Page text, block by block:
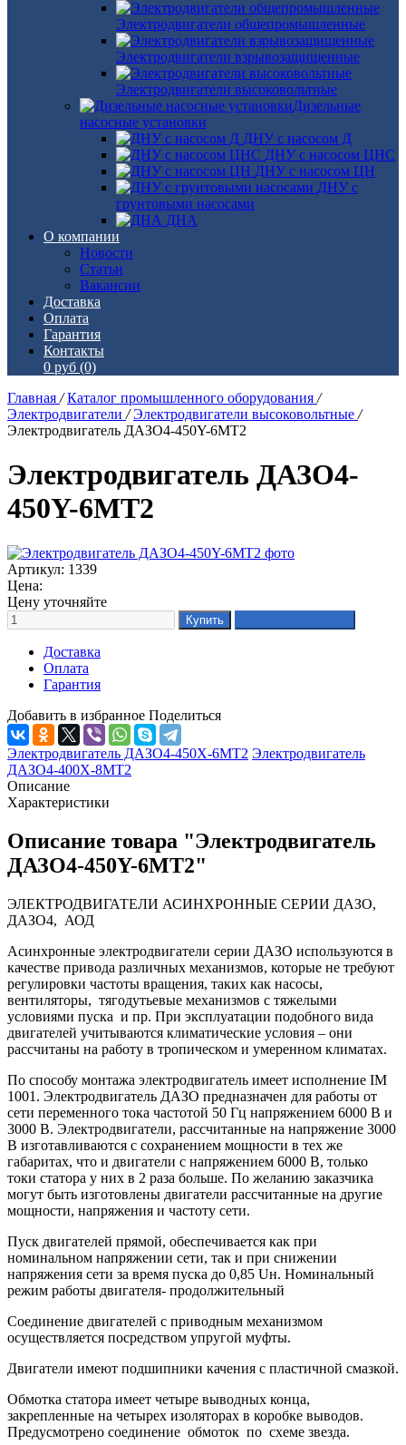
Электродвигатели общепромышленные
Электродвигатели взрывозащищенные
Электродвигатели высоковольтные
Дизельные
насосные установки
ДНУ с насосом Д
ДНУ с насосом ЦНС
ДНУ с насосом ЦН
ДНУ с
грунтовыми насосами
ДНА
О компании
Новости
Статьи
Вакансии
Доставка
Оплата
Гарантия
Контакты
0 руб (0)
Главная / Каталог промышленного оборудования /
Электродвигатели / Электродвигатели высоковольтные /
Электродвигатель ДАЗО4-450Y-6МТ2
Электродвигатель ДАЗО4-
450Y-6МТ2
Артикул: 1339
Цена:
Цену уточняйте
Доставка
Оплата
Гарантия
Добавить в избранное Поделиться
Электродвигатель ДАЗО4-450Х-6МТ2 Электродвигатель
ДАЗО4-400Х-8МТ2
Описание
Характеристики
Описание товара "Электродвигатель
ДАЗО4-450Y-6МТ2"
ЭЛЕКТРОДВИГАТЕЛИ АСИНХРОННЫЕ СЕРИИ ДАЗО,
ДАЗО4, АОД
Асинхронные электродвигатели серии ДАЗО используются в
качестве привода различных механизмов, которые не требуют
регулировки частоты вращения, таких как насосы,
вентиляторы, тягодутьевые механизмов с тяжелыми
условиями пуска и пр. При эксплуатации подобного вида
двигателей учитываются климатические условия – они
рассчитаны на работу в тропическом и умеренном климатах.
По способу монтажа электродвигатель имеет исполнение IM
1001. Электродвигатель ДАЗО предназначен для работы от
сети переменного тока частотой 50 Гц напряжением 6000 В и
3000 В. Электродвигатели, рассчитанные на напряжение 3000
В изготавливаются с сохранением мощности в тех же
габаритах, что и двигатели с напряжением 6000 В, только
токи статора у них в 2 раза больше. По желанию заказчика
могут быть изготовлены двигатели рассчитанные на другие
мощности, напряжения и частоту сети.
Пуск двигателей прямой, обеспечивается как при
номинальном напряжении сети, так и при снижении
напряжения сети за время пуска до 0,85 Uн. Номинальный
режим работы двигателя- продолжительный
Соединение двигателей с приводным механизмом
осуществляется посредством упругой муфты.
Двигатели имеют подшипники качения с пластичной смазкой.
Обмотка статора имеет четыре выводных конца,
закрепленные на четырех изоляторах в коробке выводов.
Предусмотрено соединение обмоток по схеме звезда.